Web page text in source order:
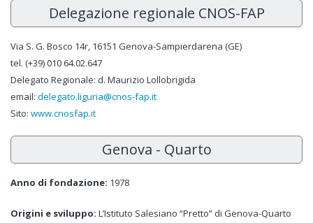
Delegazione regionale CNOS-FAP
Via S. G. Bosco 14r, 16151 Genova-Sampierdarena (GE)
tel. (+39) 010 64.02.647
Delegato Regionale: d. Maurizio Lollobrigida
email: delegato.liguria@cnos-fap.it
Sito: www.cnosfap.it
Genova - Quarto
Anno di fondazione: 1978
Origini e sviluppo: L’Istituto Salesiano “Pretto” di Genova-Quarto